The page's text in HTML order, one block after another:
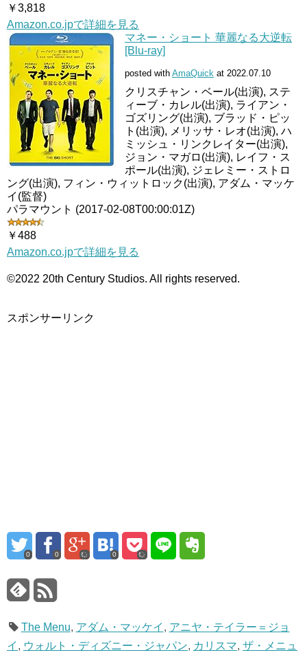
￥3,818
Amazon.co.jpで詳細を見る
マネー・ショート 華麗なる大逆転
[Blu-ray]
posted with AmaQuick at 2022.07.10
クリスチャン・ベール(出演), ステ
ィーブ・カレル(出演), ライアン・
ゴズリング(出演), ブラッド・ピッ
ト(出演), メリッサ・レオ(出演), ハ
ミッシュ・リンクレイター(出演),
ジョン・マガロ(出演), レイフ・ス
ポール(出演), ジェレミー・ストロ
ング(出演), フィン・ウィットロック(出演), アダム・マッケ
イ(監督)
パラマウント (2017-02-08T00:00:01Z)
￥488
Amazon.co.jpで詳細を見る
©2022 20th Century Studios. All rights reserved.
スポンサーリンク
0 0 0
The Menu, アダム・マッケイ , アニヤ・テイラー＝ジョ
イ , ウォルト・ディズニー・ジャパン, カリスマ, ザ・メニュ